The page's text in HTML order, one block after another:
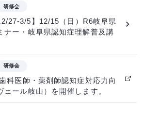
研修会
27-3/5】12/15（日）R6岐阜県
ナー・岐阜県認知症理解普及講
研修会
科医師・薬剤師認知症対応力向
ェール岐山）を開催します。